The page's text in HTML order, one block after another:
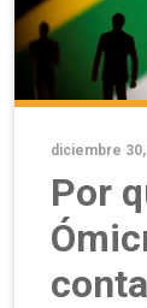
diciembre 30,
Por